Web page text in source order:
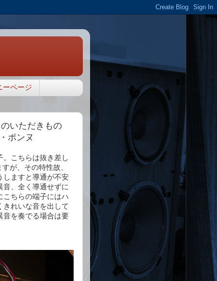
ページ
いただきもの
ポンヌ
こちらは抜き差し
が、その特性故、
しますと導通が不安
、全く導通せずに
こちらの端子にはハ
れいな音を出して
音を奏でる場合は要